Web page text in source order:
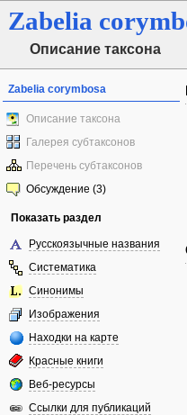
Zabelia
Описание таксона
Zabelia corymbosa
Описание таксона
Галерея субтаксонов
Перечень субтаксонов
Обсуждение (3)
Показать раздел
Русскоязычные названия
Систематика
Синонимы
Изображения
Находки на карте
Красные книги
Веб-ресурсы
Ссылки для публикаций